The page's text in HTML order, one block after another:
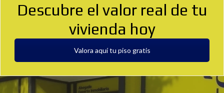
Descubre el valor real de tu
vivienda hoy
Valora aquí tu piso gratis